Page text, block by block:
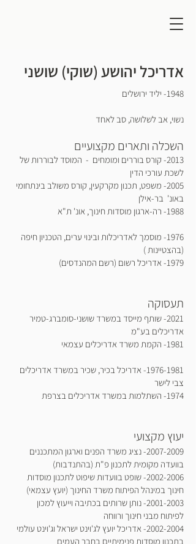
אדריכל יהושע (שוקי) שושני
1948- יליד ירושלים
נשוי, אב לשלושה, סב לאחד
השכלה ותארים מקצועיים
2013- קורס בוררים ומומחים - המוסד לבוררות של
לשכת עורכי הדין
2005- משפט, תכנון מקרקעין, קורס משולב בינתחומי
באונ' בר-אילן
1988- רה-ארגון מוסדות חינוך, אונ' ת"א
1976- מוסמך לאדריכלות ובינוי ערים, הטכניון חיפה
(בהצטיינות )
1979- אדריכל רשום (רשם המהנדסים)
תעסוקה
2021- שותף מייסד במשרד שושני-סומברג-טמיר
אדריכלים בע"מ
1981- הקמת משרד אדריכלים עצמאי
1976-1981- אדריכל בכיר, שכיר במשרד אדריכלים
צבי לישר
1974- השתלמות במשרד אדריכלים בצרפת
יעוץ מקצועי
2007-2009- נציג משרד הפנים וארגון המתכננים
בוועדה מקומית לתכנון פ"ת (בהתנדבות)
2002-2006- שופט בוועדות שיפוט לתכנון מוסדות
חינוך במינהל הפיתוח משרד החינוך (יועץ עצמאי)
2001-2003- נותן שרותים בכתיבה וייעוץ למכון
לפיתוח מבני חינוך ורווחה
2002-2004- אדריכל יועץ לג'וינט ישראל וג'וינט עולמי
בתכנון מוסדות פנימיתיים בחבר העמים